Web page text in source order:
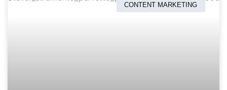
CONTENT MARKETING